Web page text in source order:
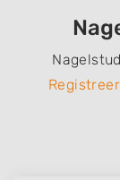
Registreer